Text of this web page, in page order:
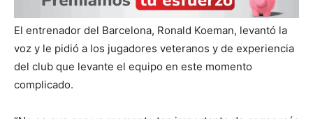
El entrenador del Barcelona, Ronald Koeman, levantó la
voz y le pidió a los jugadores veteranos y de experiencia
del club que levante el equipo en este momento
complicado.